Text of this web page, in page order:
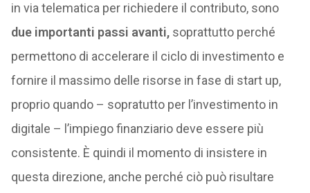
in via telematica per richiedere il contributo, sono
due importanti passi avanti,soprattutto perché
permettono di accelerare il ciclo di investimento e
fornire il massimo delle risorse in fase di start up,
proprio quando – sopratutto per l’investimento in
digitale – l’impiego finanziario deve essere più
consistente. È quindi il momento di insistere in
questa direzione, anche perché ciò può risultare